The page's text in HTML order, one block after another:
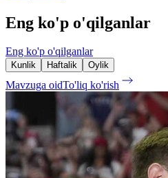
Eng ko'p o'qilganlar
Eng ko'p o'qilganlar
Kunlik Haftalik Oylik
Mavzuga oidTo'liq ko'rish